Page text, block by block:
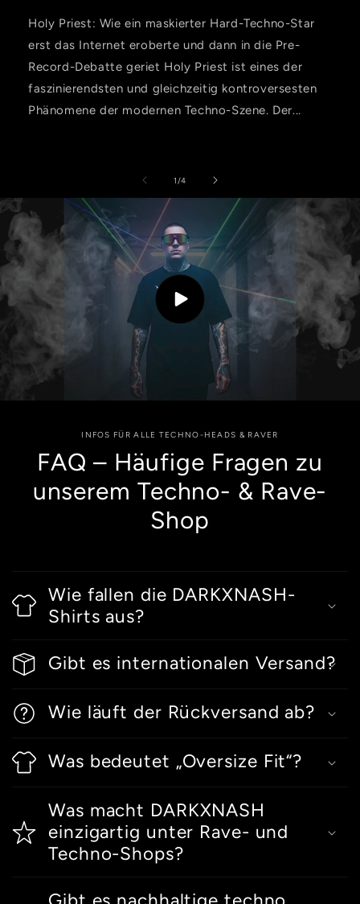
Holy Priest: Wie ein maskierter Hard-Techno-Star
erst das Internet eroberte und dann in die Pre-
Record-Debatte geriet Holy Priest ist eines der
faszinierendsten und gleichzeitig kontroversesten
Phänomene der modernen Techno-Szene. Der...
1/von
4
INFOS FÜR ALLE TECHNO-HEADS & RAVER
FAQ – Häufige Fragen zu
unserem Techno- & Rave-
Shop
Wie fallen die DARKXNASH-
Shirts aus?
Gibt es internationalen Versand?
Wie läuft der Rückversand ab?
Was bedeutet „Oversize Fit“?
Was macht DARKXNASH
einzigartig unter Rave- und
Techno-Shops?